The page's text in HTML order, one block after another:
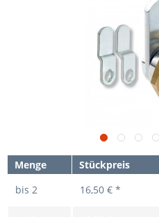
Menge Stückpreis
bis 2 16,50 € *